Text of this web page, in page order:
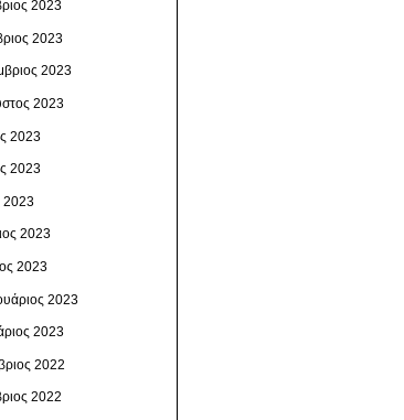
2023
2023
2023
2023
2023
2023
2023
2023
2023
2023
2023
2022
2022